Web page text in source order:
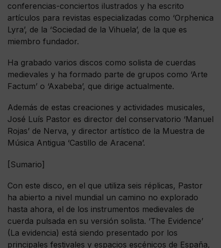
conferencias-conciertos ilustrados y ha escrito
artículos para revistas especializadas como ‘Orphenica
Lyra’, de la ‘Sociedad de la Vihuela’, de la que es
miembro fundador.
Ha grabado varios discos como solista de cuerdas
medievales y ha formado parte de grupos como ‘Arte
Factum’ o ‘Axabeba’, que dirige actualmente.
Además de estas creaciones y actividades musicales,
José Luís Pastor es director del conservatorio ‘Manuel
Rojas’ de Nerva, y director artístico de la Muestra de
Música Antigua ‘Castillo de Aracena’.
[Sumario]
Con este disco, en el que utiliza seis réplicas, Pastor
ha abierto a nivel mundial un camino no explorado
hasta ahora, el de los instrumentos medievales de
cuerda pulsada en su versión solista. ‘The Evidence’
(La evidencia) está siendo presentado por los
principales festivales y espacios escénicos de España,